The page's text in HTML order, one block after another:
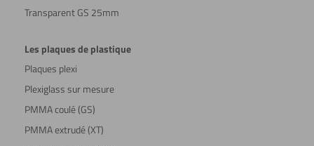
Transparent GS 25mm
Les plaques de plastique
Plaques plexi
Plexiglass sur mesure
PMMA coulé (GS)
PMMA extrudé (XT)